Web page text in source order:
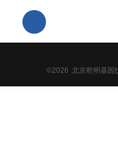
©2026 北京乾明基因